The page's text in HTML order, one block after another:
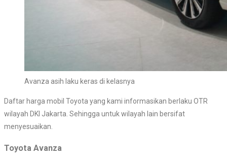
Avanza asih laku keras di kelasnya
Daftar harga mobil Toyota yang kami informasikan berlaku OTR
wilayah DKI Jakarta. Sehingga untuk wilayah lain bersifat
menyesuaikan.
Toyota Avanza